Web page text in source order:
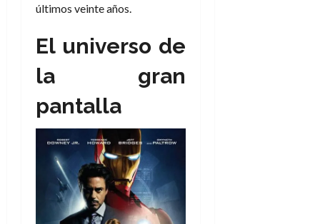
últimos veinte años.
El universo de
la gran
pantalla